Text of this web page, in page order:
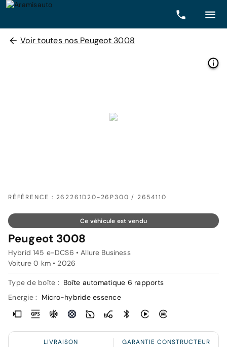
Voir toutes nos Peugeot 3008
RÉFÉRENCE : 262261D20-26P300 / 2654110
Ce véhicule est vendu
Peugeot 3008
Hybrid 145 e-DCS6 • Allure Business
Voiture 0 km • 2026
Type de boîte : Boîte automatique 6 rapports
Energie :
Micro-hybride essence
LIVRAISON GARANTIE CONSTRUCTEUR